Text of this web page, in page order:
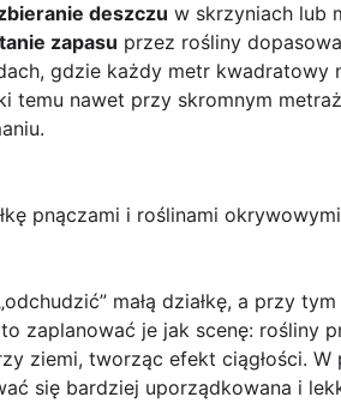
deszczu w skrzyniach lub
zapasu przez rośliny
gdzie każdy metr
temu nawet przy skromnym
pnączami i roślinami okrywowymi
małą działkę, a przy
zaplanować je jak scenę: rośliny
ziemi, tworząc efekt ciągłości.
się bardziej uporządkowana i